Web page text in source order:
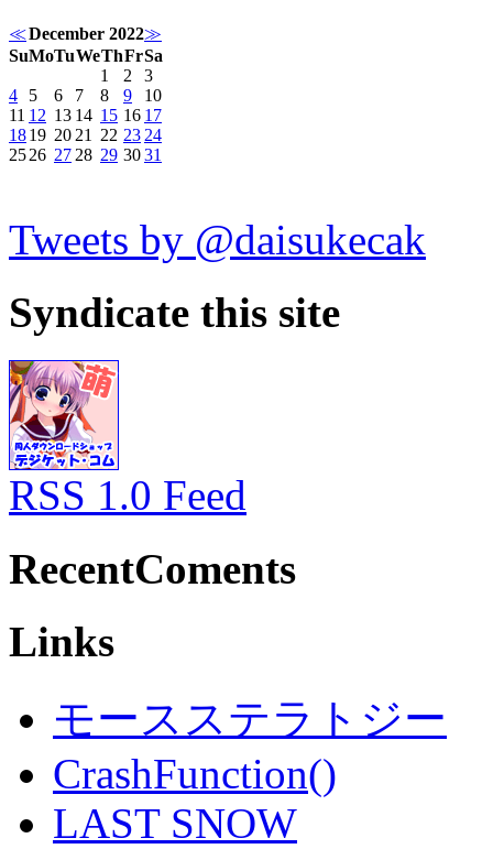
≪December 2022≫
SuMoTuWeThFrSa
1
2
3
4
5 6 7 8 9
10
11 12 13 14 15 16 17
1819 20 21 22 23 24
2526 27 28 29 3031
Tweets by @daisukecak
Syndicate this site
RSS 1.0 Feed
RecentComents
Links
モースステラトジー
CrashFunction()
LAST SNOW